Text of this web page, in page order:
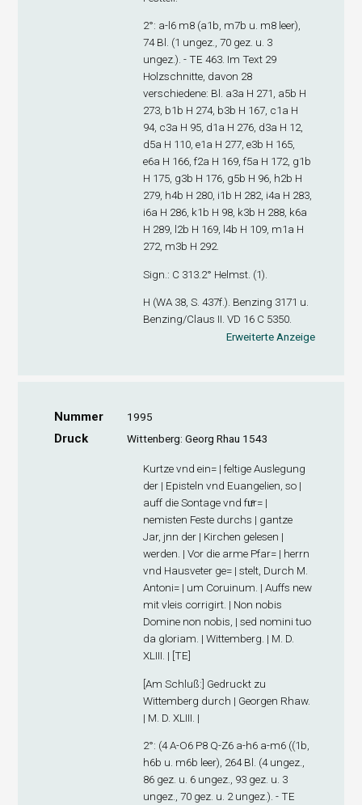
2°: a-l6 m8 (a1b, m7b u. m8 leer),
74 Bl. (1 ungez., 70 gez. u. 3
ungez.). - TE 463. Im Text 29
Holzschnitte, davon 28
verschiedene: Bl. a3a H 271, a5b H
273, b1b H 274, b3b H 167, c1a H
94, c3a H 95, d1a H 276, d3a H 12,
d5a H 110, e1a H 277, e3b H 165,
e6a H 166, f2a H 169, f5a H 172, g1b
H 175, g3b H 176, g5b H 96, h2b H
279, h4b H 280, i1b H 282, i4a H 283,
i6a H 286, k1b H 98, k3b H 288, k6a
H 289, l2b H 169, l4b H 109, m1a H
272, m3b H 292.
Sign .: C 313.2° Helmst. (1).
H (WA 38, S. 437f.). Benzing 3171 u.
Benzing/Claus II. VD 16 C 5350.
Erweiterte Anzeige
Nummer 1995
Druck Wittenberg: Georg Rhau 1543
Kurtze vnd ein= | feltige Auslegung
der | Episteln vnd Euangelien, so |
auff die Sontage vnd fuͤr= |
nemisten Feste durchs | gantze
Jar, jnn der | Kirchen gelesen |
werden. | Vor die arme Pfar= | herrn
vnd Hausveter ge= | stelt, Durch M.
Antoni= | um Coruinum. | Auffs new
mit vleis corrigirt. | Non nobis
Domine non nobis, | sed nomini tuo
da gloriam. | Wittemberg. | M. D.
XLIII. | [TE]
[Am Schluß:] Gedruckt zu
Wittemberg durch | Georgen Rhaw.
| M. D. XLIII. |
2°: (4A-O6 P8 Q-Z6 a-h6 a-m6 ((1b,
h6b u. m6b leer), 264 Bl. (4 ungez.,
86 gez. u. 6 ungez., 93 gez. u. 3
ungez., 70 gez. u. 2 ungez.). - TE